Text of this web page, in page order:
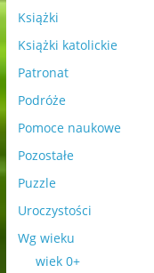
Książki
Książki katolickie
Patronat
Podróże
Pomoce naukowe
Pozostałe
Puzzle
Uroczystości
Wg wieku
wiek 0+